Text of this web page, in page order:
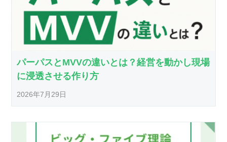
パーパスとMVVの違いとは？経営を動かし現場
に浸透させる作り方
2026年7月29日